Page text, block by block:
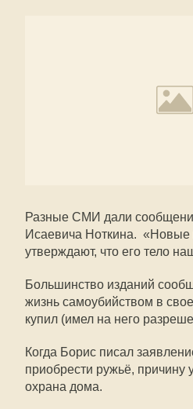
Разные СМИ дали
Исаевича Ноткина. «Новые
утверждают, что его тело
Большинство изданий
жизнь самоубийством в
купил (имел на него
Когда Борис писал
приобрести ружьё, причину
охрана дома.